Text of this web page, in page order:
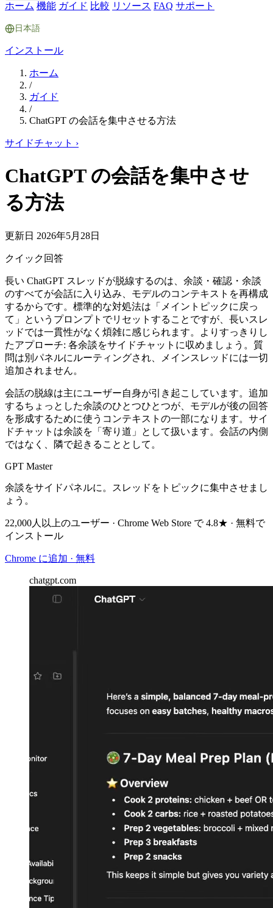
ホーム 機能 ガイド 比較 リソース FAQ サポート
日本語
インストール
ホーム
/
ガイド
/
ChatGPT の会話を集中させる方法
サイドチャット ›
ChatGPT の会話を集中させ
る方法
更新日 2026年5月28日
クイック回答
長い ChatGPT スレッドが脱線するのは、余談・確認・余談
のすべてが会話に入り込み、モデルのコンテキストを再構成
するからです。標準的な対処法は「メイントピックに戻っ
て」というプロンプトでリセットすることですが、長いスレ
ッドでは一貫性がなく煩雑に感じられます。よりすっきりし
たアプローチ: 各余談をサイドチャットに収めましょう。質
問は別パネルにルーティングされ、メインスレッドには一切
追加されません。
会話の脱線は主にユーザー自身が引き起こしています。追加
するちょっとした余談のひとつひとつが、モデルが後の回答
を形成するために使うコンテキストの一部になります。サイ
ドチャットは余談を「寄り道」として扱います。会話の内側
ではなく、隣で起きることとして。
GPT Master
余談をサイドパネルに。スレッドをトピックに集中させまし
ょう。
22,000人以上のユーザー · Chrome Web Store で 4.8★ · 無料で
インストール
Chrome に追加 · 無料
chatgpt.com